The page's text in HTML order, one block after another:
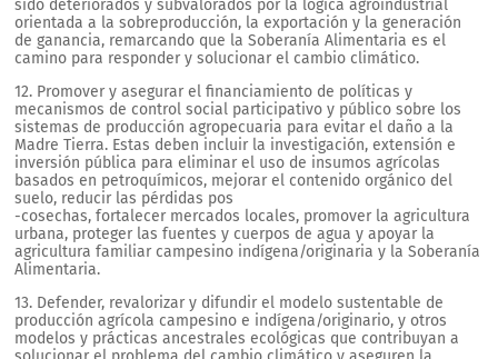
sido deteriorados y subvalorados por la lógica agroindustrial
orientada a la sobreproducción, la exportación y la generación
de ganancia, remarcando que la Soberanía Alimentaria es el
camino para responder y solucionar el cambio climático.
12. Promover y asegurar el financiamiento de políticas y
mecanismos de control social participativo y público sobre los
sistemas de producción agropecuaria para evitar el daño a la
Madre Tierra. Estas deben incluir la investigación, extensión e
inversión pública para eliminar el uso de insumos agrícolas
basados en petroquímicos, mejorar el contenido orgánico del
suelo, reducir las pérdidas pos
-cosechas, fortalecer mercados locales, promover la agricultura
urbana, proteger las fuentes y cuerpos de agua y apoyar la
agricultura familiar campesino indígena/originaria y la Soberanía
Alimentaria.
13. Defender, revalorizar y difundir el modelo sustentable de
producción agrícola campesino e indígena/originario, y otros
modelos y prácticas ancestrales ecológicas que contribuyan a